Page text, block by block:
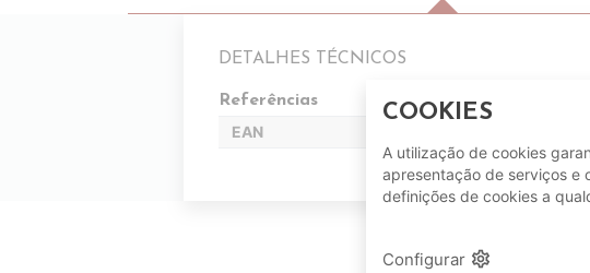
DETALHES TÉCNICOS
Referências
EAN
COOKIES
A utilização de cookies
apresentação de serviços e
definições de cookies a
Configurar settings